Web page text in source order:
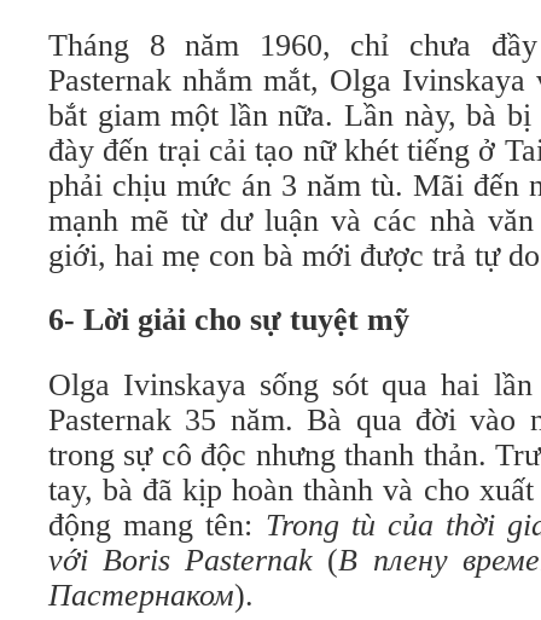
Tháng 8 năm 1960, chỉ chưa
Pasternak nhắm mắt, Olga
bắt giam một lần nữa. Lần này, bà
đày đến trại cải tạo nữ khét tiếng ở
phải chịu mức án 3 năm tù. Mãi đến
mạnh mẽ từ dư luận và các nhà
giới, hai mẹ con bà mới được trả tự
6- Lời giải cho sự tuyệt mỹ
Olga Ivinskaya sống sót qua hai
Pasternak 35 năm. Bà qua đời vào
trong sự cô độc nhưng thanh thản.
tay, bà đã kịp hoàn thành và cho
động mang tên: Trong tù của thời
với Boris Pasternak (В плену
Пастернаком).